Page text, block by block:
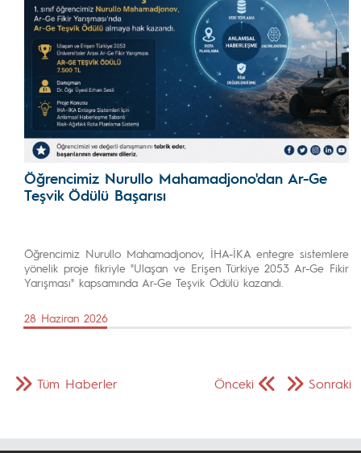
Öğrencimiz Nurullo Mahamadjono'dan Ar-Ge
Teşvik Ödülü Başarısı
Öğrencimiz Nurullo Mahamadjonov, İHA-İKA entegre sistemlere
yönelik proje fikriyle "Ulaşan ve Erişen Türkiye 2053 Ar-Ge Fikir
Yarışması" kapsamında Ar-Ge Teşvik Ödülü kazandı.
28 Haziran 2026
Önceki Sonraki
Tüm Haberler